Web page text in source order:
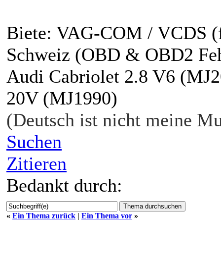
Biete: VAG-COM / VCDS
Schweiz (OBD & OBD2
Audi Cabriolet 2.8 V6
20V (MJ1990)
(Deutsch ist nicht meine
Suchen
Zitieren
Bedankt durch:
« Ein Thema zurück | Ein Thema vor »